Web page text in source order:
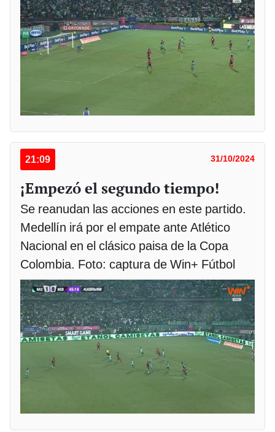
21:09 31/10/2024
¡Empezó el segundo tiempo!
Se reanudan las acciones en este partido.
Medellín irá por el empate ante Atlético
Nacional en el clásico paisa de la Copa
Colombia. Foto: captura de Win+ Fútbol